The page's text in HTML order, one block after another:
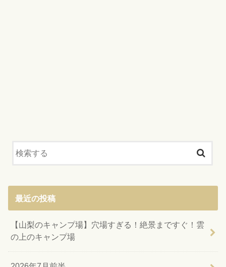
最近の投稿
【山梨のキャンプ場】穴場すぎる！絶景まですぐ！雲
の上のキャンプ場